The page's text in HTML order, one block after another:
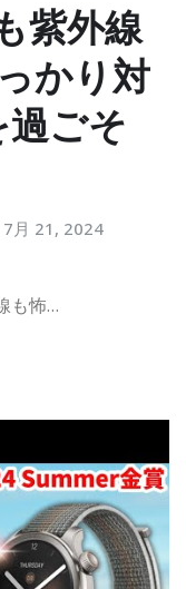
紫外線
かり対
ごそ
7月 21, 2024
も怖…